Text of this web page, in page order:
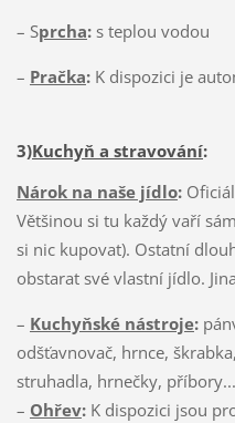
– Sprcha:s teplou vodou
– Pračka:K dispozici je
3)Kuchyň a stravování:
Nárok na naše jídlo:
Většinou si tu každý vaří
si nic kupovat). Ostatní
obstarat své vlastní jídlo.
– Kuchyňské nástroje:
odšťavnovač, hrnce,
struhadla, hrnečky, příbory...
– Ohřev:K dispozici jsou